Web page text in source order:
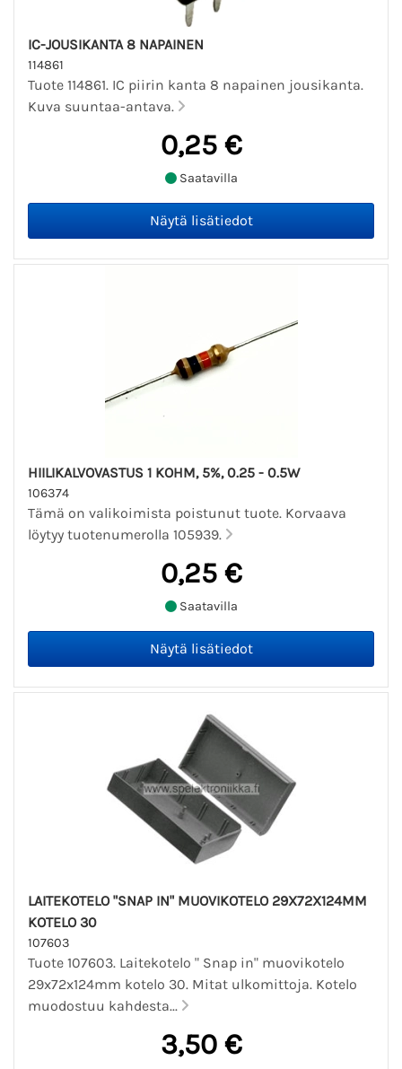
IC-JOUSIKANTA 8 NAPAINEN
114861
Tuote 114861. IC piirin kanta 8 napainen jousikanta.
Kuva suuntaa-antava.
0,25 €
Saatavilla
HIILIKALVOVASTUS 1 KOHM, 5%, 0.25 - 0.5W
106374
Tämä on valikoimista poistunut tuote. Korvaava
löytyy tuotenumerolla 105939.
0,25 €
Saatavilla
LAITEKOTELO "SNAP IN" MUOVIKOTELO 29X72X124MM
KOTELO 30
107603
Tuote 107603. Laitekotelo " Snap in" muovikotelo
29x72x124mm kotelo 30. Mitat ulkomittoja. Kotelo
muodostuu kahdesta...
3,50 €